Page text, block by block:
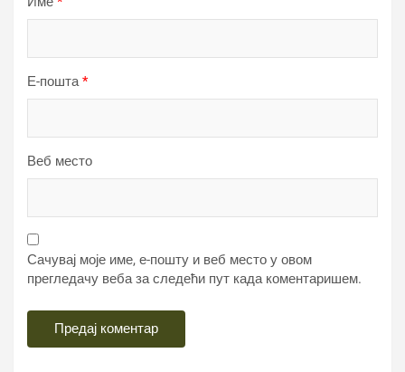
Е-пошта*
Веб место
Сачувај моје име, е-пошту и веб место у овом
прегледачу веба за следећи пут када коментаришем.